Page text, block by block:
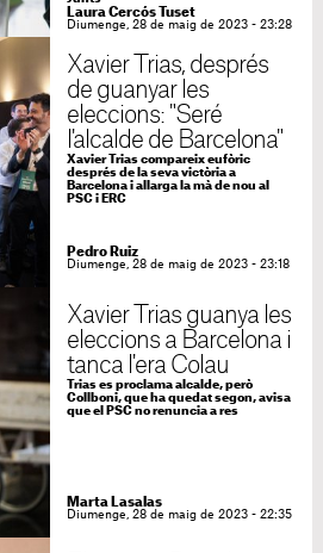
Laura Cercós Tuset
Diumenge, 28 de maig de 2023 - 23:28
Xavier Trias, després
de guanyar les
eleccions: "Seré
l'alcalde de Barcelona"
Xavier Trias compareix eufòric
després de la seva victòria a
Barcelona i allarga la mà de nou al
PSC i ERC
Pedro Ruiz
Diumenge, 28 de maig de 2023 - 23:18
Xavier Trias guanya les
eleccions a Barcelona i
tanca l'era Colau
Trias es proclama alcalde, però
Collboni, que ha quedat segon, avisa
que el PSC no renuncia a res
Marta Lasalas
Diumenge, 28 de maig de 2023 - 22:35